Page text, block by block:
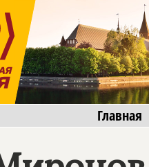
Главная